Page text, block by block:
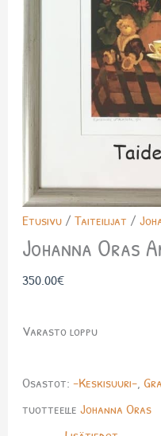
Etusivu/ Taiteilijat /
Johanna Oras
350.00€
Varasto loppu
Osastot: -Keskisuuri-,
tuotteelle Johanna Oras